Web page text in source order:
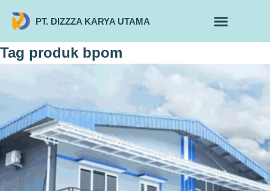
PT. DIZZZA KARYA UTAMA
Tag produk bpom